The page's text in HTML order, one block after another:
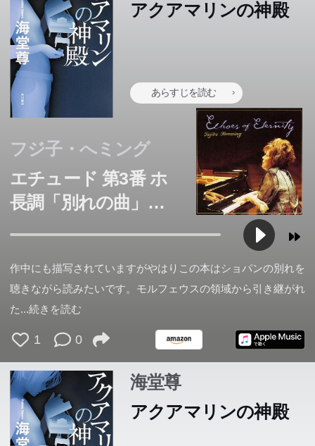
アクアマリンの神殿
あらすじを読む
「バチスタ」シリーズの“未来”を描く、海堂尊の新境地!
フジ子・へミング
エチュード 第3番 ホ
長調「別れの曲」作
作中にも描写されていますがやはりこの本はショパンの別れを
聴きながら読みたいです。モルフェウスの領域から引き継がれ
た...続きを読む
1 0
海堂尊
アクアマリンの神殿
「バチスタ」シリーズの“未来”を描く、海堂尊の新境地!